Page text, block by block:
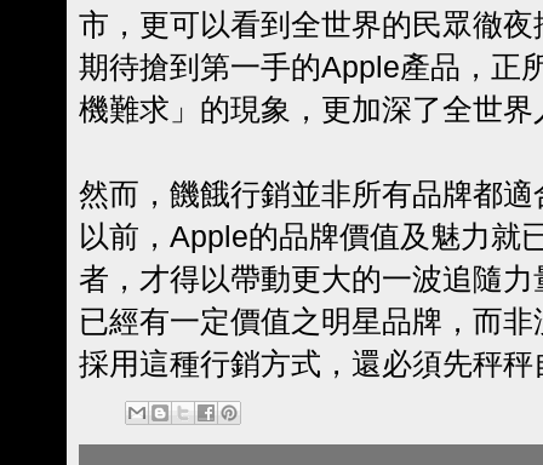
市，更可以看到全世界的民眾徹
期待搶到第一手的Apple產品，正
機難求」的現象，更加深了全世
然而，饑餓行銷並非所有品牌都
以前，Apple的品牌價值及魅力就
者，才得以帶動更大的一波追隨
已經有一定價值之明星品牌，而
採用這種行銷方式，還必須先秤